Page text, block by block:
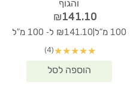
והגוף
₪141.10
100 מ"ל ₪141.10 ל- 100 מ"ל
★
★
★
★
★
(4)